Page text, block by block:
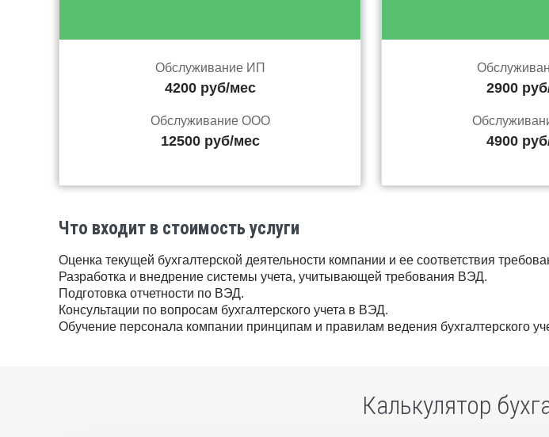
Обслуживание ИП
4200 руб/мес
Обслуживание ООО
12500 руб/мес
2900
4900
Что входит в стоимость услуги
Оценка текущей бухгалтерской деятельности компании и ее соответствия
Разработка и внедрение системы учета, учитывающей требования ВЭД.
Подготовка отчетности по ВЭД.
Консультации по вопросам бухгалтерского учета в ВЭД.
Обучение персонала компании принципам и правилам ведения бухгалтерского
Калькулятор